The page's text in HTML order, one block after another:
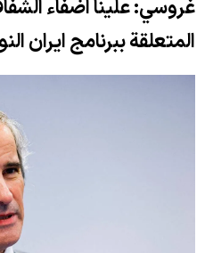
غروسي: علينا اضفاء
المتعلقة ببرنامج ايران